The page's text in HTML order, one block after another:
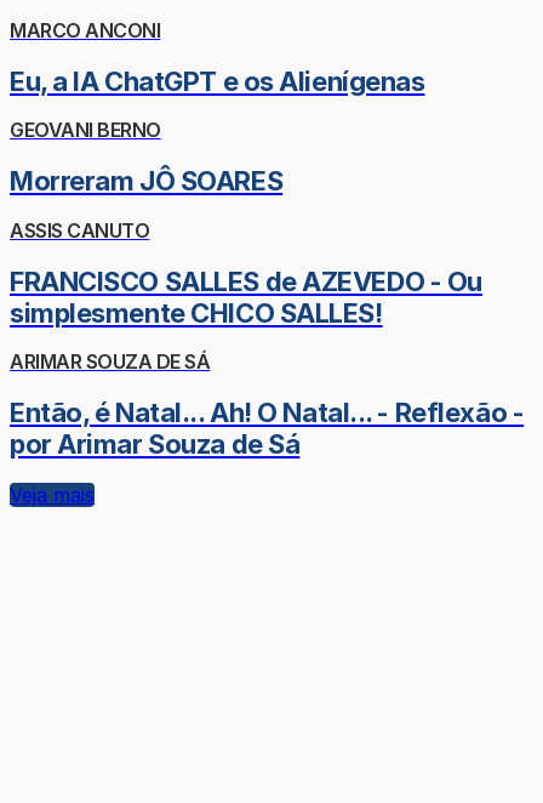
MARCO ANCONI
Eu, a IA ChatGPT e os Alienígenas
GEOVANI BERNO
Morreram JÔ SOARES
ASSIS CANUTO
FRANCISCO SALLES de AZEVEDO - Ou
simplesmente CHICO SALLES!
ARIMAR SOUZA DE SÁ
Então, é Natal... Ah! O Natal... - Reflexão -
por Arimar Souza de Sá
Veja mais